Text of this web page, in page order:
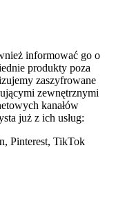
informować go o
produkty poza
zaszyfrowane
zewnętrznymi
kanałów
już z ich usług:
Pinterest, TikTok